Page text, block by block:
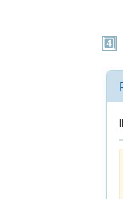
4️